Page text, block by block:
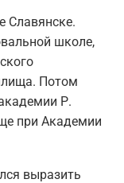
Славянске.
школе,
Потом
Р.
при Академии
выразить